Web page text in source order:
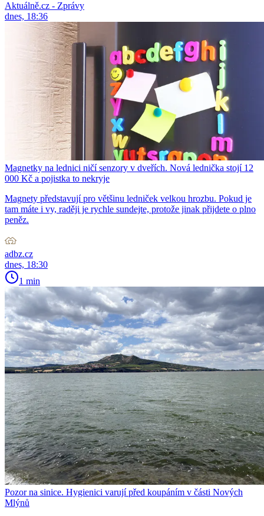
Aktuálně.cz - Zprávy
dnes, 18:36
Magnetky na lednici ničí senzory v dveřích. Nová lednička stojí 12
000 Kč a pojistka to nekryje
Magnety představují pro většinu ledniček velkou hrozbu. Pokud je
tam máte i vy, raději je rychle sundejte, protože jinak přijdete o plno
peněz.
adbz.cz
dnes, 18:30
1 min
Pozor na sinice. Hygienici varují před koupáním v části Nových
Mlýnů